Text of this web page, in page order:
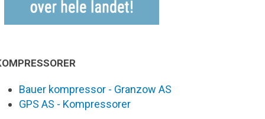
Bauer kompressor - Granzow AS
GPS AS - Kompressorer